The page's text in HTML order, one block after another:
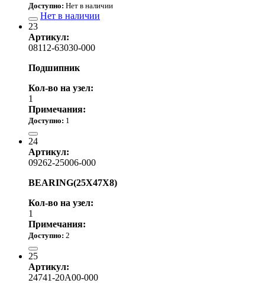
Доступно: Нет в наличии
Нет в наличии
23
Артикул:
08112-63030-000
Подшипник
Кол-во на узел:
1
Примечания:
Доступно: 1
24
Артикул:
09262-25006-000
BEARING(25X47X8)
Кол-во на узел:
1
Примечания:
Доступно: 2
25
Артикул:
24741-20A00-000